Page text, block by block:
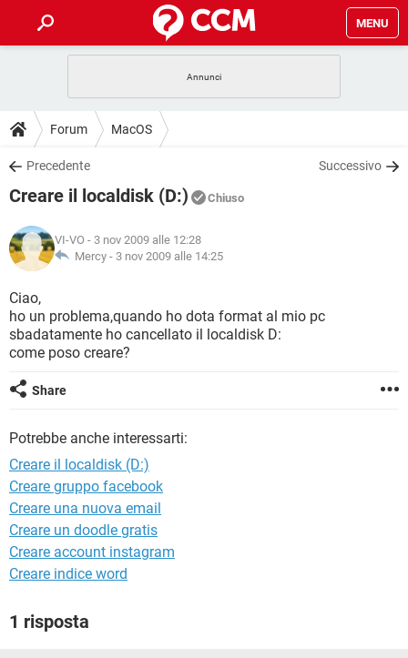
MENU
INTRATTENIMENTO
iOS
INSTAGRAM WHATSAPP
TIKTOK
HARDWARE
GUIDE
COVID-19
INSTAGRAM
TIKTOK
HARDWARE
DOWNLOAD
COVID-19 GAMING
INTRATTENIMENTO
iOS WINDOWS 10
INSTAGRAM
TIKTOK FACEBOOK
HARDWARE
COVID-19
INTRATTENIMENTO
iOS
INSTAGRAM WHATSAPP
HARDWARE
GLOSSARIO
COVID-19
INTRATTENIMENTO ANDROID
iOS
INSTAGRAM
HARDWARE
Forum MacOS
Precedente Successivo
Creare il localdisk (D:) Chiuso
VI-VO - 3 nov 2009 alle 12:28
Mercy - 3 nov 2009 alle 14:25
Ciao,
ho un problema,quando ho dota format al mio pc
sbadatamente ho cancellato il localdisk D:
come poso creare?
Share
Potrebbe anche interessarti:
Creare il localdisk (D:)
Creare gruppo facebook
Creare una nuova email
Creare un doodle gratis
Creare account instagram
Creare indice word
1 risposta